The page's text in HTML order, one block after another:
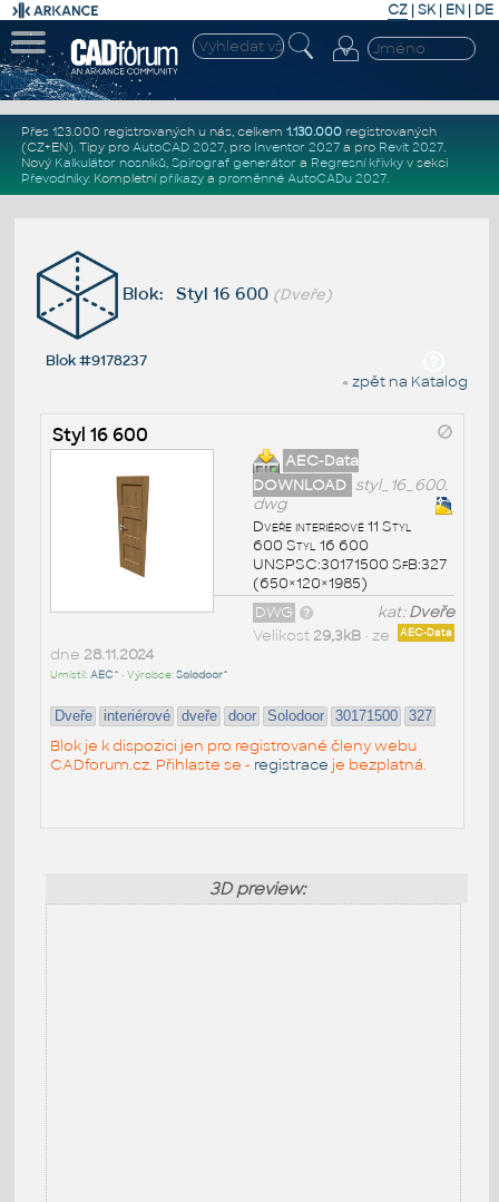
CZ | SK| EN | DE
Přes 123.000 registrovaných u nás, celkem 1.130.000registrovaných
(CZ+EN). Tipy pro AutoCAD 2027, pro Inventor 2027a pro Revit 2027.
Nový Kalkulátor nosníků, Spirograf generátor a Regresní křivkyv sekci
Převodníky. Kompletní příkazya proměnné AutoCADu 2027.
Blok: Styl 16 600 (Dveře)
Blok #9178237
« zpět na Katalog
Styl 16 600
AEC-Data
DOWNLOAD styl_16_600.
dwg
Dveře interiérové 11 Styl
600 Styl 16 600
UNSPSC:30171500 SfB:327
(650×120×1985)
kat:Dveře
DWG
AEC-Data
Velikost 29,3kB• ze
dne 28.11.2024
Umístil:AEC^ • Výrobce:Solodoor^
Dveře interiérové dveře door Solodoor 30171500 327
Blok je k dispozici jen pro registrované členy webu
CADforum.cz. Přihlaste se - registrace je bezplatná.
3D preview: